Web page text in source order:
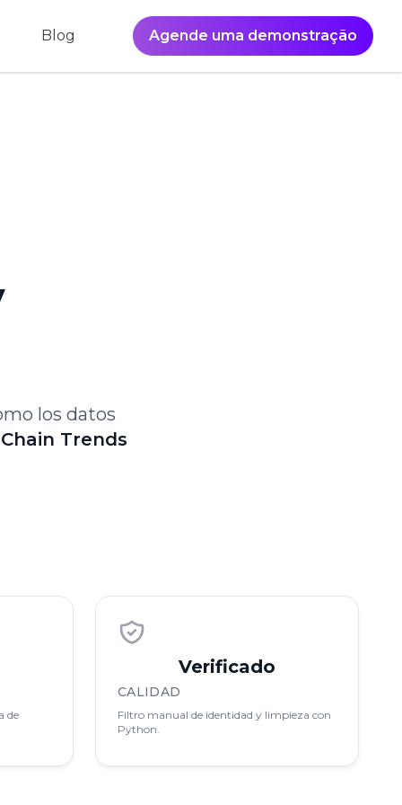
Blog Agende uma demonstração
los datos
Trends
de
Verificado
CALIDAD
Filtro manual de identidad y limpieza con
Python.